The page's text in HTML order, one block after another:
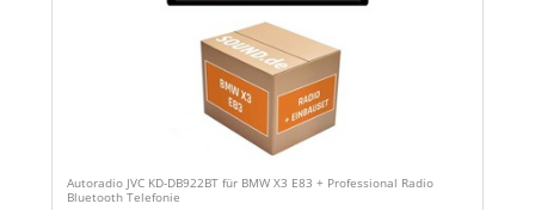
Autoradio JVC KD-DB922BT für BMW X3 E83 + Professional Radio
Bluetooth Telefonie